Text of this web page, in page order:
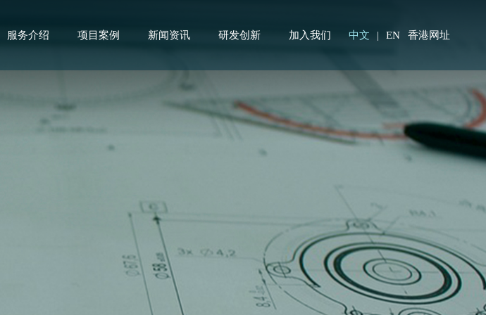
服务介绍 项目案例 新闻资讯 研发创新 加入我们 中文 | EN 香港网址